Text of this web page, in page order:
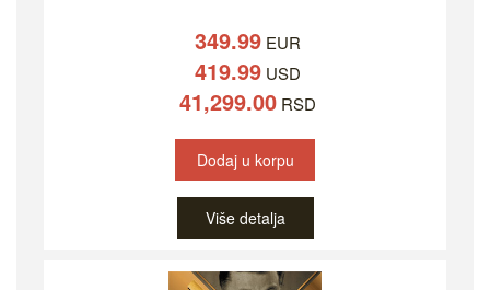
349.99 EUR
419.99 USD
41,299.00 RSD
Dodaj u korpu
Više detalja